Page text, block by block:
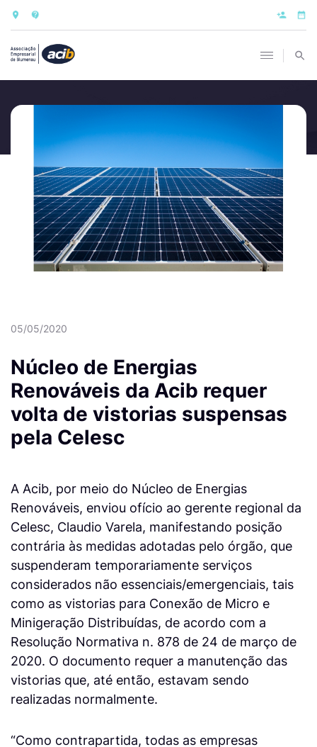
05/05/2020
Núcleo de Energias
Renováveis da Acib requer
volta de vistorias suspensas
pela Celesc
A Acib, por meio do Núcleo de Energias
Renováveis, enviou ofício ao gerente regional da
Celesc, Claudio Varela, manifestando posição
contrária às medidas adotadas pelo órgão, que
suspenderam temporariamente serviços
considerados não essenciais/emergenciais, tais
como as vistorias para Conexão de Micro e
Minigeração Distribuídas, de acordo com a
Resolução Normativa n. 878 de 24 de março de
2020. O documento requer a manutenção das
vistorias que, até então, estavam sendo
realizadas normalmente.
“Como contrapartida, todas as empresas